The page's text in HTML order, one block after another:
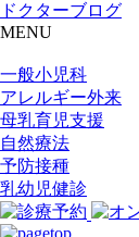
ドクターブログ
MENU
一般小児科
アレルギー外来
母乳育児支援
自然療法
予防接種
乳幼児健診